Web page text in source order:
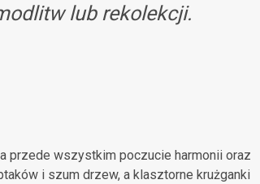
lub rekolekcji.
przede wszystkim poczucie harmonii oraz
i szum drzew, a klasztorne krużganki